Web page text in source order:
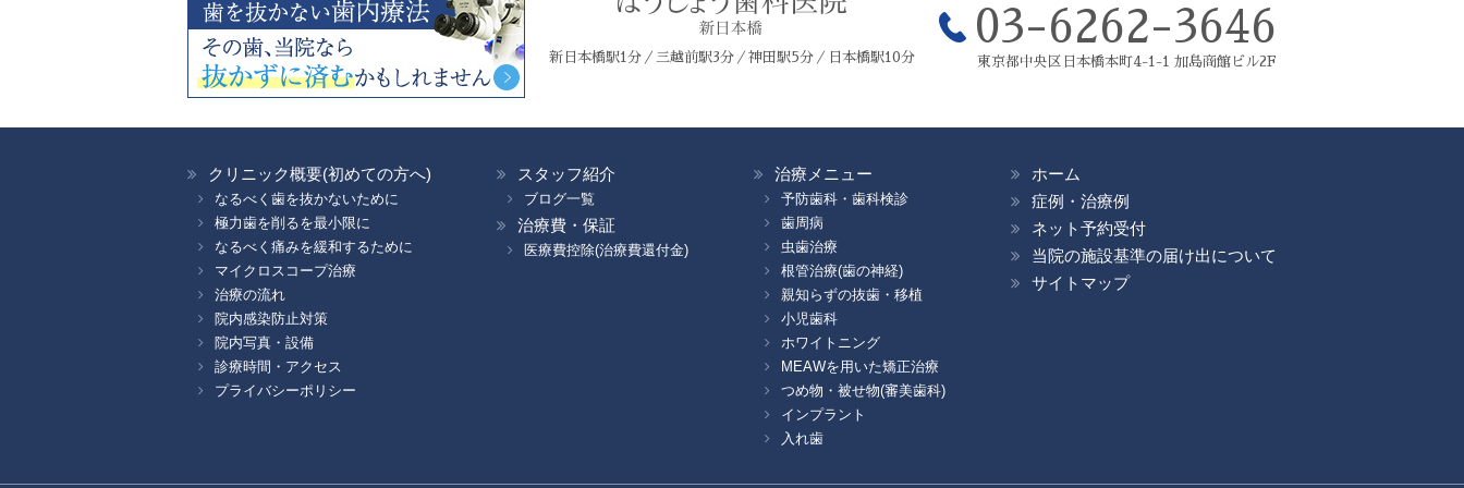
新日本橋駅1分／三越前駅3分／神田駅5分／日本橋駅10分
03-6262-3646
東京都中央区日本橋本町4-1-1 加島商館ビル2F
クリニック概要(初めての方へ)
なるべく歯を抜かないために
極力歯を削るを最小限に
なるべく痛みを緩和するために
マイクロスコープ治療
治療の流れ
院内感染防止対策
院内写真・設備
診療時間・アクセス
プライバシーポリシー
スタッフ紹介
ブログ一覧
治療費・保証
医療費控除(治療費還付金)
治療メニュー
予防歯科・歯科検診
歯周病
虫歯治療
根管治療(歯の神経)
親知らずの抜歯・移植
小児歯科
ホワイトニング
MEAWを用いた矯正治療
つめ物・被せ物(審美歯科)
インプラント
入れ歯
ホーム
症例・治療例
ネット予約受付
当院の施設基準の届け出について
サイトマップ